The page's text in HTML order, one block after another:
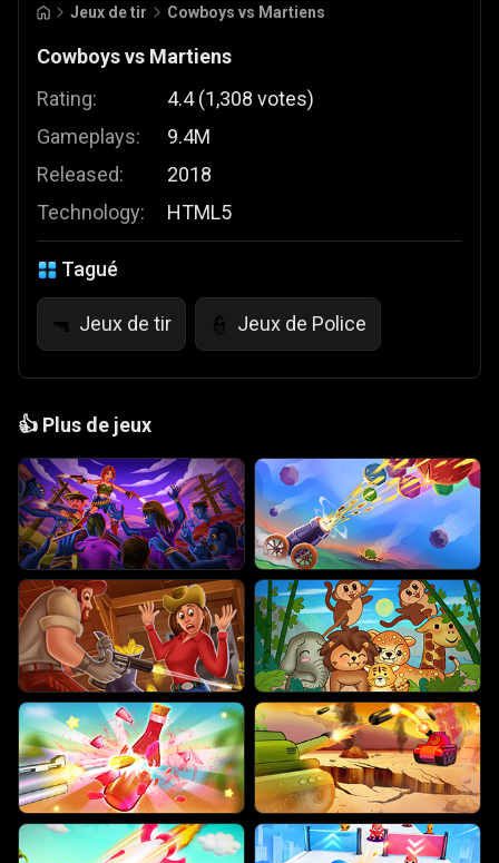
Jeux de tir Cowboys vs Martiens
Cowboys vs Martiens
Rating:
Gameplays:
Released:
Technology:
4.4 (1,308 votes)
9.4M
2018
HTML5
Tagué
🔫 Jeux de tir 👮 Jeux de Police
👍 Plus de jeux